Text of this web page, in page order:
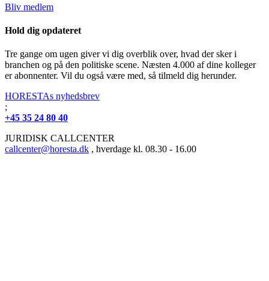
Bliv medlem
Hold dig opdateret
Tre gange om ugen giver vi dig overblik over, hvad der sker i
branchen og på den politiske scene. Næsten 4.000 af dine kolleger
er abonnenter. Vil du også være med, så tilmeld dig herunder.
HORESTAs nyhedsbrev
;
+45 35 24 80 40
JURIDISK CALLCENTER
callcenter@horesta.dk , hverdage kl. 08.30 - 16.00